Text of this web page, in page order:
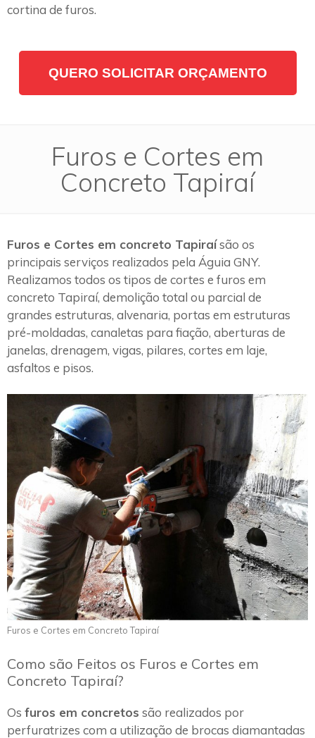
cortina de furos.
QUERO SOLICITAR ORÇAMENTO
Furos e Cortes em
Concreto Tapiraí
Furos e Cortes em concreto Tapiraísão os
principais serviços realizados pela Águia GNY.
Realizamos todos os tipos de cortes e furos em
concreto Tapiraí, demolição total ou parcial de
grandes estruturas, alvenaria, portas em estruturas
pré-moldadas, canaletas para fiação, aberturas de
janelas, drenagem, vigas, pilares, cortes em laje,
asfaltos e pisos.
Furos e Cortes em Concreto Tapiraí
Como são Feitos os Furos e Cortes em
Concreto Tapiraí?
Os furos em concretos são realizados por
perfuratrizes com a utilização de brocas diamantadas